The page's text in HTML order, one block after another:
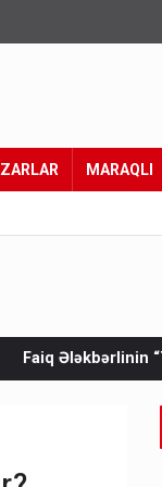
MARAQLI
xalqları fəlsəfəsi